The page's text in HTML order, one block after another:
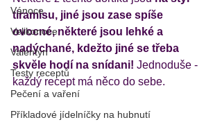
Vánoce
Velikonoce
Valentýn
Testy receptů
Pečení a vaření
Příkladové jídelníčky na hubnutí
tiramisu, jiné jsou zase spíše
ovocné, některé jsou lehké a
nadýchané, kdežto jiné se třeba
skvěle hodí na snídani! Jednoduše -
každý recept má něco do sebe.